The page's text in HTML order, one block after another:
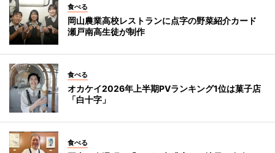
食べる
岡山農業高校レストランに点字の野菜紹介カード
瀬戸南高生徒が制作
食べる
オカケイ2026年上半期PVランキング1位は菓子店
「白十字」
食べる